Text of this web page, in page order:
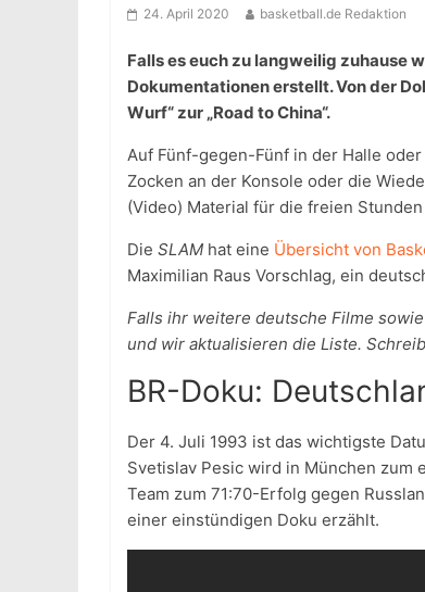
24. April 2020 basketball.de Redaktion
Falls es euch zu langweilig zuhause
Dokumentationen erstellt. Von der
Wurf“ zur „Road to China“.
Auf Fünf-gegen-Fünf in der Halle
Zocken an der Konsole oder die
(Video) Material für die freien
Die SLAM hat eine Übersicht von
Maximilian Raus Vorschlag, ein
Falls ihr weitere deutsche Filme
und wir aktualisieren die Liste.
BR-Doku:
Der 4. Juli 1993 ist das wichtigste
Svetislav Pesic wird in München zum
Team zum 71:70-Erfolg gegen
einer einstündigen Doku erzählt.